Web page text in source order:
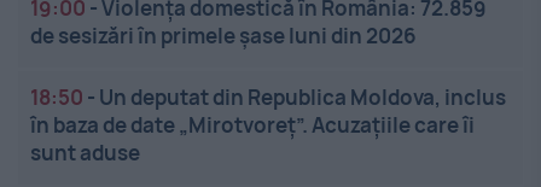
19:00 -Violența domestică în România: 72.859
de sesizări în primele șase luni din 2026
18:50 - Un deputat din Republica Moldova, inclus
în baza de date „Mirotvoreț”. Acuzațiile care îi
sunt aduse